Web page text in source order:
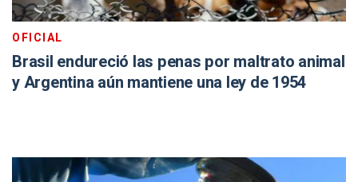
OFICIAL
Brasil endureció las penas por maltrato animal
y Argentina aún mantiene una ley de 1954